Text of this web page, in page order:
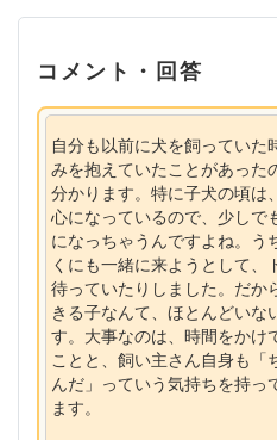
コメント・回答
自分も以前に犬を飼っていた
みを抱えていたことがあった
分かります。特に子犬の頃は
心になっているので、少しで
になっちゃうんですよね。う
くにも一緒に来ようとして
待っていたりしました。だか
きる子なんて、ほとんどいな
す。大事なのは、時間をかけ
ことと、飼い主さん自身も「
んだ」っていう気持ちを持っ
ます。